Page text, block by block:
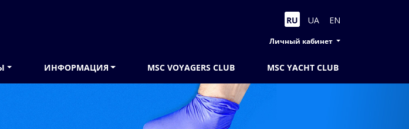
Личный кабинет
ИНФОРМАЦИЯ MSC VOYAGERS CLUB MSC YACHT CLUB
RU UA EN